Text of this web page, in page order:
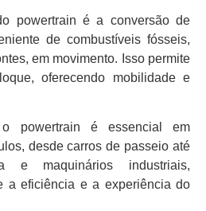
powertrain é a conversão de
de combustíveis fósseis,
em movimento. Isso permite
oferecendo mobilidade e
powertrain é essencial em
desde carros de passeio até
e maquinários industriais,
a eficiência e a experiência do